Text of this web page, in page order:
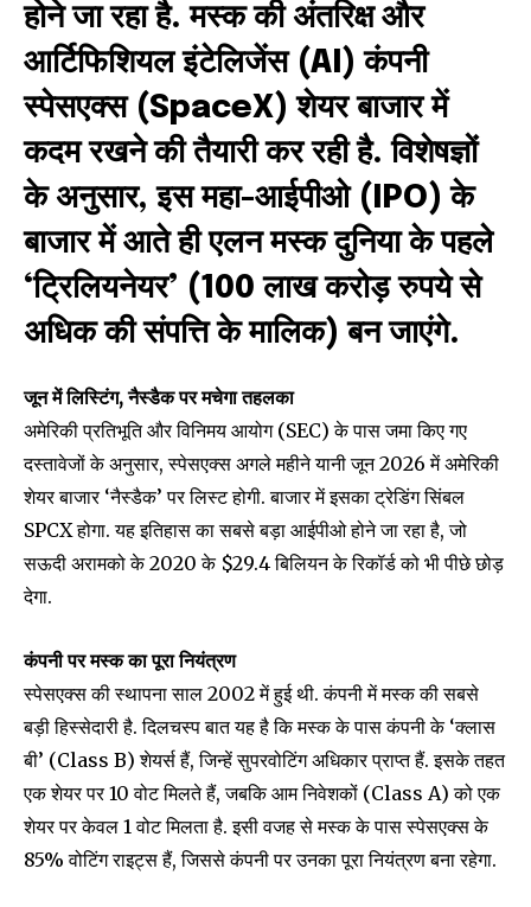
होने जा रहा है. मस्क की अंतरिक्ष और
आर्टिफिशियल इंटेलिजेंस (AI) कंपनी
स्पेसएक्स (SpaceX) शेयर बाजार में
कदम रखने की तैयारी कर रही है. विशेषज्ञों
के अनुसार, इस महा-आईपीओ (IPO) के
बाजार में आते ही एलन मस्क दुनिया के पहले
‘ट्रिलियनेयर’ (100 लाख करोड़ रुपये से
अधिक की संपत्ति के मालिक) बन जाएंगे.
जून में लिस्टिंग, नैस्डैक पर मचेगा तहलका
अमेरिकी प्रतिभूति और विनिमय आयोग (SEC) के पास जमा किए गए
दस्तावेजों के अनुसार, स्पेसएक्स अगले महीने यानी जून 2026 में अमेरिकी
शेयर बाजार ‘नैस्डैक’ पर लिस्ट होगी. बाजार में इसका ट्रेडिंग सिंबल
SPCX होगा. यह इतिहास का सबसे बड़ा आईपीओ होने जा रहा है, जो
सऊदी अरामको के 2020 के $29.4 बिलियन के रिकॉर्ड को भी पीछे छोड़
देगा.
कंपनी पर मस्क का पूरा नियंत्रण
स्पेसएक्स की स्थापना साल 2002 में हुई थी. कंपनी में मस्क की सबसे
बड़ी हिस्सेदारी है. दिलचस्प बात यह है कि मस्क के पास कंपनी के ‘क्लास
बी’ (Class B) शेयर्स हैं, जिन्हें सुपरवोटिंग अधिकार प्राप्त हैं. इसके तहत
एक शेयर पर 10 वोट मिलते हैं, जबकि आम निवेशकों (Class A) को एक
शेयर पर केवल 1 वोट मिलता है. इसी वजह से मस्क के पास स्पेसएक्स के
85% वोटिंग राइट्स हैं, जिससे कंपनी पर उनका पूरा नियंत्रण बना रहेगा.